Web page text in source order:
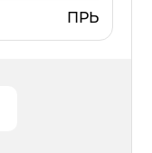
ПРЬ